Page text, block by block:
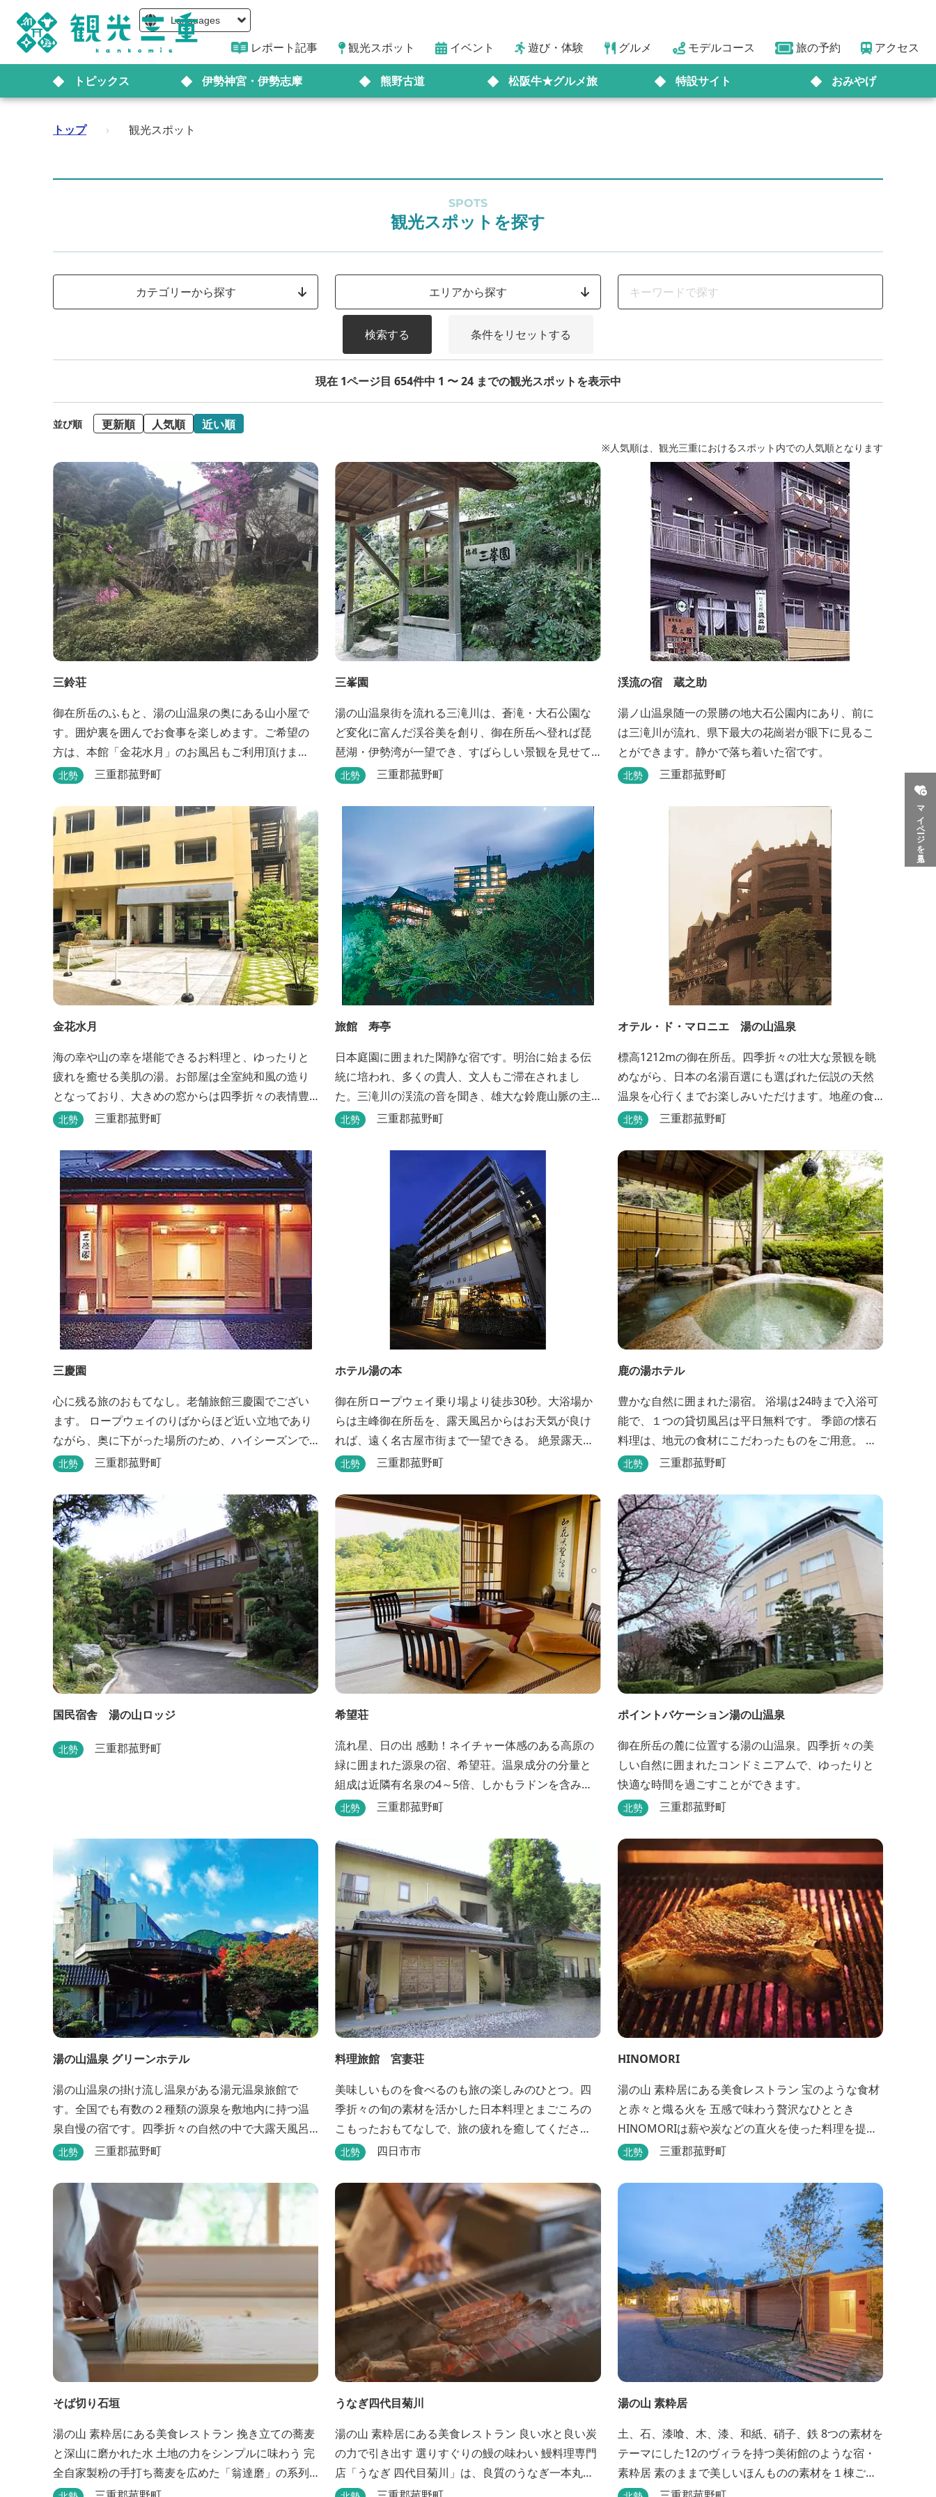
Languages
レポート記事 観光スポット イベント 遊び・体験 グルメ モデルコース 旅の予約 アクセス
トピックス 伊勢神宮・伊勢志摩 熊野古道 松阪牛★グルメ旅 特設サイト おみやげ
マイページを見る
トップ › 観光スポット
SPOTS
観光スポットを探す
カテゴリーから探す エリアから探す
検索する 条件をリセットする
現在 1ページ目 654件中 1 〜 24 までの観光スポットを表示中
並び順 更新順 人気順 近い順
※人気順は、観光三重におけるスポット内での人気順となります
三鈴荘
御在所岳のふもと、湯の山温泉の奥にある山小屋で
す。囲炉裏を囲んでお食事を楽しめます。ご希望の
方は、本館「金花水月」のお風呂もご利用頂けま
す。
北勢 三重郡菰野町
三峯園
湯の山温泉街を流れる三滝川は、蒼滝・大石公園な
ど変化に富んだ渓谷美を創り、御在所岳へ登れば琵
琶湖・伊勢湾が一望でき、すばらしい景観を見せて
くれます。 「三峯園」では料理の素材と味にもこだ
い味、めぐりあいをお届けいたします。
北勢 三重郡菰野町
渓流の宿 蔵之助
湯ノ山温泉随一の景勝の地大石公園内にあり、前に
は三滝川が流れ、県下最大の花崗岩が眼下に見るこ
とができます。静かで落ち着いた宿です。
北勢 三重郡菰野町
金花水月
海の幸や山の幸を堪能できるお料理と、ゆったりと
疲れを癒せる美肌の湯。お部屋は全室純和風の造り
となっており、大きめの窓からは四季折々の表情豊
かな御在所の景色をお楽しみ頂けます。
北勢 三重郡菰野町
旅館 寿亭
日本庭園に囲まれた閑静な宿です。明治に始まる伝
統に培われ、多くの貴人、文人もご滞在されまし
た。三滝川の渓流の音を聞き、雄大な鈴鹿山脈の主
峰御在所岳と、ロープウェイをご覧になりながらお
庭園にある昭和初期の離れの客間を改装した貸切風
呂（６タイプ）はレトロクラシカルな雰囲気でみな
さまに好評をいただいております。夕食は部屋食の
為、お子様連れやカッ...
北勢 三重郡菰野町
オテル・ド・マロニエ 湯の山温泉
標高1212mの御在所岳。四季折々の壮大な景観を眺
めながら、日本の名湯百選にも選ばれた伝説の天然
温泉を心行くまでお楽しみいただけます。地産の食
材を中心としたお料理は創作会席もしくはお箸でも
け、会席・フレンチコースとも同じテーブルにてご
賞味いただけます。また館内やお食事は浴衣姿でお
楽しみいただけます。ゆったり、気軽に安心してい
ただける会員制リゾートホ...
北勢 三重郡菰野町
三慶園
心に残る旅のおもてなし。老舗旅館三慶園でござい
ます。 ロープウェイのりばからほど近い立地であり
ながら、奥に下がった場所のため、ハイシーズンで
も静かにゆったりとお過ごしいただけます。 自慢の
プウェイが望めます。季節ごとに表情を変える湯の
山の自然と対話しながら至極のひとときをどうぞ。
北勢 三重郡菰野町
ホテル湯の本
御在所ロープウェイ乗り場より徒歩30秒。大浴場か
らは主峰御在所岳を、露天風呂からはお天気が良け
れば、遠く名古屋市街まで一望できる。 絶景露天風
呂で日頃の疲れを癒してください。
北勢 三重郡菰野町
鹿の湯ホテル
豊かな自然に囲まれた湯宿。 浴場は24時まで入浴可
能で、１つの貸切風呂は平日無料です。 季節の懐石
料理は、地元の食材にこだわったものをご用意。 わ
んちゃんお預かり所の設備も充実です。 女将手作り
浴場の脱衣所に最新の高機能換気設備を導入いたし
ました。
北勢 三重郡菰野町
国民宿舎 湯の山ロッジ
北勢 三重郡菰野町
希望荘
流れ星、日の出 感動！ネイチャー体感のある高原の
緑に囲まれた源泉の宿、希望荘。温泉成分の分量と
組成は近隣有名泉の4～5倍、しかもラドンを含み療
養泉としての適応症は抜群です。明日の健康に、ご
さい。 熱気浴ラドンの泉も新たにオープン！ぜひご
利用ください。
北勢 三重郡菰野町
ポイントバケーション湯の山温泉
御在所岳の麓に位置する湯の山温泉。四季折々の美
しい自然に囲まれたコンドミニアムで、ゆったりと
快適な時間を過ごすことができます。
北勢 三重郡菰野町
湯の山温泉 グリーンホテル
湯の山温泉の掛け流し温泉がある湯元温泉旅館で
す。全国でも有数の２種類の源泉を敷地内に持つ温
泉自慢の宿です。四季折々の自然の中で大露天風呂
が楽しめます。
北勢 三重郡菰野町
料理旅館 宮妻荘
美味しいものを食べるのも旅の楽しみのひとつ。四
季折々の旬の素材を活かした日本料理とまごころの
こもったおもてなしで、旅の疲れを癒してくださ
い。
北勢 四日市市
HINOMORI
湯の山 素粋居にある美食レストラン 宝のような食材
と赤々と熾る火を 五感で味わう贅沢なひととき
HINOMORIは薪や炭などの直火を使った料理を提供
します。炎が消えて熾火になる瞬間の上品な香りを
でじっくりとローストしたり。炎が生み出す味わい
の繊細さと豪快さをコースでお楽しみください。料
理監修は、フランスで活躍するシェフ・手島竜司。
北勢 三重郡菰野町
そば切り石垣
湯の山 素粋居にある美食レストラン 挽き立ての蕎麦
と深山に磨かれた水 土地の力をシンプルに味わう 完
全自家製粉の手打ち蕎麦を広めた「翁達磨」の系列
で、ミシュラン1つ星の「なにわ翁」で研鑽を積んだ
うなぎ四代目菊川
湯の山 素粋居にある美食レストラン 良い水と良い炭
の力で引き出す 選りすぐりの鰻の味わい 鰻料理専門
店「うなぎ 四代目菊川」は、良質のうなぎ一本丸ご
とを蒲焼にした「一本うなぎ」で知られます。大き
湯の山 素粋居
土、石、漆喰、木、漆、和紙、硝子、鉄 8つの素材を
テーマにした12のヴィラを持つ美術館のような宿・
素粋居 素のままで美しいほんものの素材を１棟ごと
に選び、時とともに味わいの増す12棟のヴィラをつ